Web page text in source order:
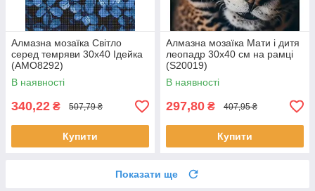
Алмазна мозаїка Світло
серед темряви 30х40 Ідейка
(AMO8292)
В наявності
340,22 ₴ 507,79 ₴
Купити
Алмазна мозаїка Мати і дитя
леопадр 30x40 см на рамці
(S20019)
В наявності
297,80 ₴ 407,95 ₴
Купити
Показати ще